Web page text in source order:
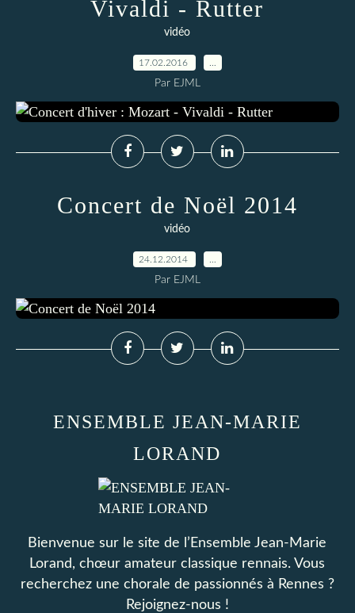
Vivaldi - Rutter
vidéo
17.02.2016
Par EJML
Concert de Noël 2014
vidéo
24.12.2014
Par EJML
ENSEMBLE JEAN-MARIE
LORAND
Bienvenue sur le site de l’Ensemble Jean-Marie
Lorand, chœur amateur classique rennais. Vous
recherchez une chorale de passionnés à Rennes ?
Rejoignez-nous !